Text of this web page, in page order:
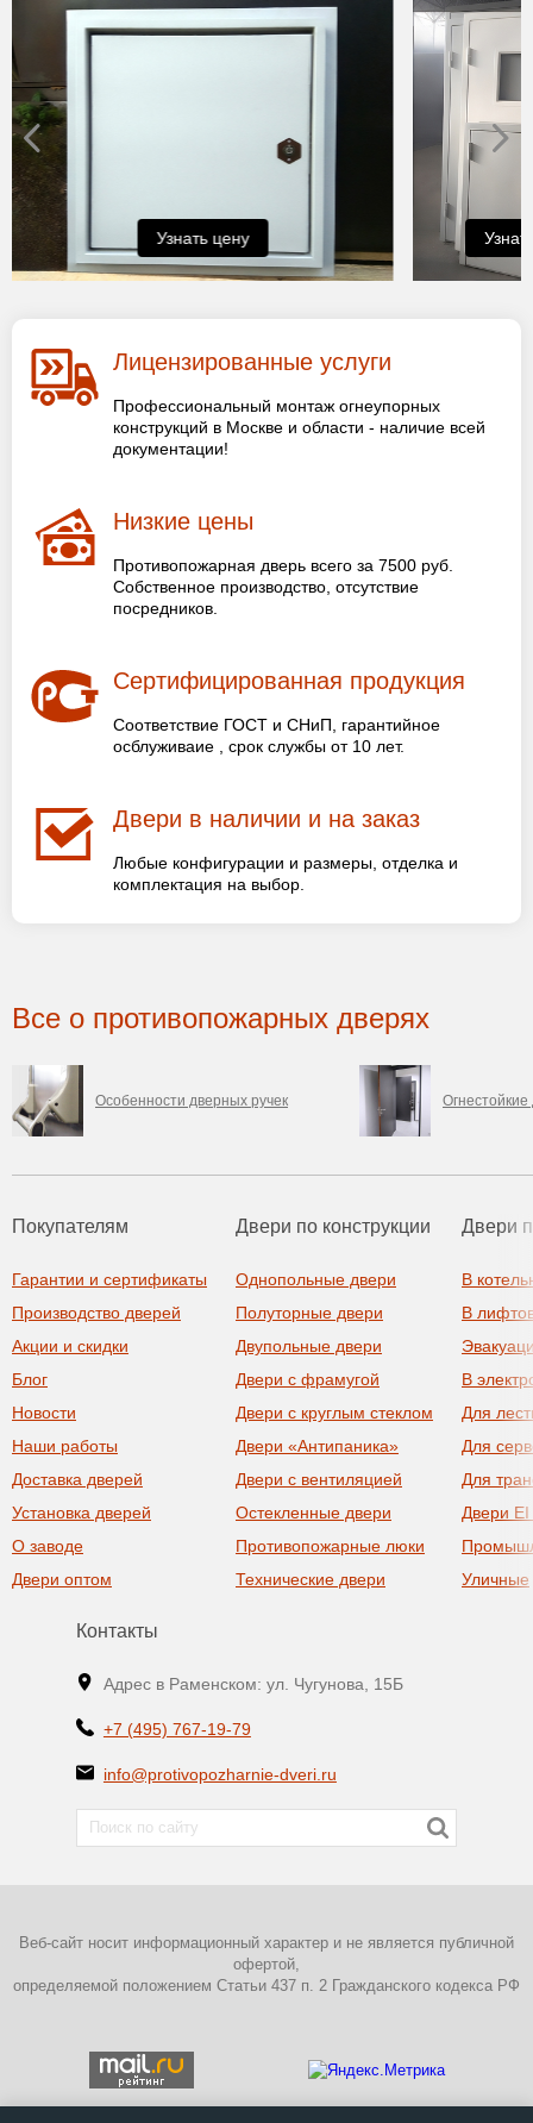
Узнать цену
Лицензированные услуги
Профессиональный монтаж огнеупорных
конструкций в Москве и области - наличие всей
документации!
Низкие цены
Противопожарная дверь всего за 7500 руб.
Собственное производство, отсутствие
посредников.
Сертифицированная продукция
Соответствие ГОСТ и СНиП, гарантийное
осблуживаие , срок службы от 10 лет.
Двери в наличии и на заказ
Любые конфигурации и размеры, отделка и
комплектация на выбор.
Все о противопожарных дверях
Особенности дверных ручек Огнестойкие
Покупателям
Гарантии и сертификаты
Производство дверей
Акции и скидки
Блог
Новости
Наши работы
Доставка дверей
Установка дверей
О заводе
Двери оптом
Двери по конструкции
Однопольные двери
Полуторные двери
Двупольные двери
Двери с фрамугой
Двери с круглым стеклом
Двери «Антипаника»
Двери с вентиляцией
Остекленные двери
Противопожарные люки
Технические двери
Двери
В
В
В
Для
Для
Для
Двери
Уличные
Контакты
Адрес в Раменском: ул. Чугунова, 15Б
+7 (495) 767-19-79
info@protivopozharnie-dveri.ru
Веб-сайт носит информационный характер и не является публичной
офертой,
определяемой положением Статьи 437 п. 2 Гражданского кодекса РФ